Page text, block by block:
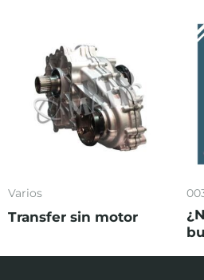
Varios
Transfer sin motor